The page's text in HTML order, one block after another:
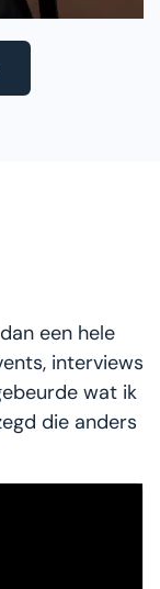
een hele
interviews
wat ik
die anders